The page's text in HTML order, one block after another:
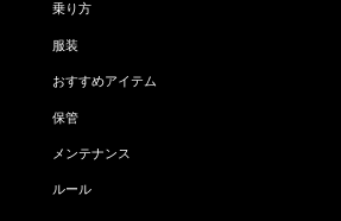
乗り方
服装
おすすめアイテム
保管
メンテナンス
ルール